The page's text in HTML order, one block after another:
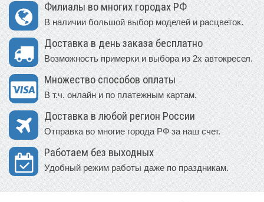
Филиалы во многих городах РФ
В наличии большой выбор моделей и расцветок.
Доставка в день заказа бесплатно
Возможность примерки и выбора из 2х автокресел.
Множество способов оплаты
В т.ч. онлайн и по платежным картам.
Доставка в любой регион России
Отправка во многие города РФ за наш счет.
Работаем без выходных
Удобный режим работы даже по праздникам.